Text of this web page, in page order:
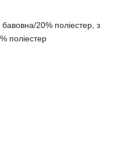
20% поліестер, з
поліестер